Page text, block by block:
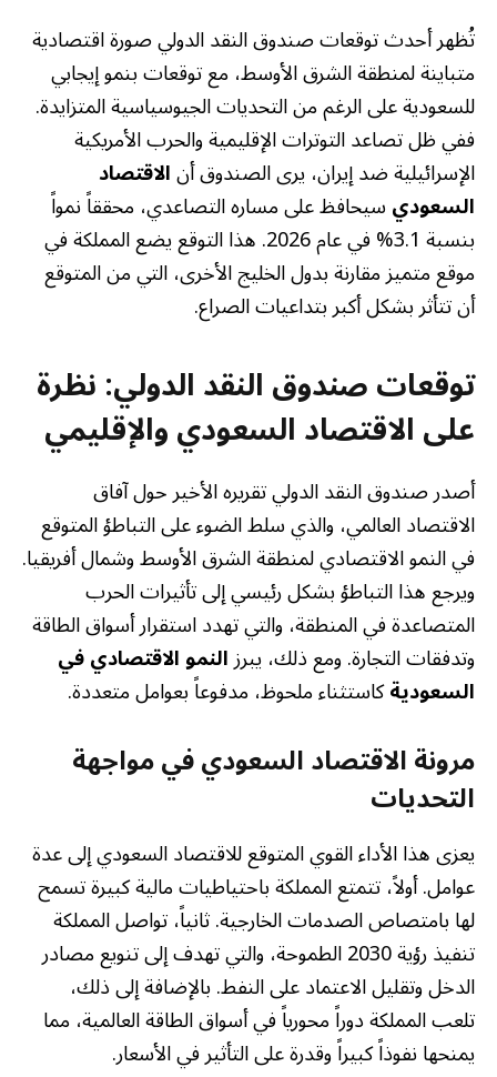
تُظهر أحدث توقعات صندوق النقد الدولي صورة اقتصادية
متباينة لمنطقة الشرق الأوسط، مع توقعات بنمو إيجابي
للسعودية على الرغم من التحديات الجيوسياسية المتزايدة.
ففي ظل تصاعد التوترات الإقليمية والحرب الأمريكية
الإسرائيلية ضد إيران، يرى الصندوق أنالاقتصاد
السعوديسيحافظ على مساره التصاعدي، محققاً نمواً
بنسبة 3.1% في عام 2026. هذا التوقع يضع المملكة في
موقع متميز مقارنة بدول الخليج الأخرى، التي من المتوقع
أن تتأثر بشكل أكبر بتداعيات الصراع.
توقعات صندوق النقد الدولي: نظرة
على الاقتصاد السعودي والإقليمي
أصدر صندوق النقد الدولي تقريره الأخير حول آفاق
الاقتصاد العالمي، والذي سلط الضوء على التباطؤ المتوقع
في النمو الاقتصادي لمنطقة الشرق الأوسط وشمال أفريقيا.
ويرجع هذا التباطؤ بشكل رئيسي إلى تأثيرات الحرب
المتصاعدة في المنطقة، والتي تهدد استقرار أسواق الطاقة
وتدفقات التجارة. ومع ذلك، يبرزالنمو الاقتصادي في
السعوديةكاستثناء ملحوظ، مدفوعاً بعوامل متعددة.
مرونة الاقتصاد السعودي في مواجهة
التحديات
يعزى هذا الأداء القوي المتوقع للاقتصاد السعودي إلى عدة
عوامل. أولاً، تتمتع المملكة باحتياطيات مالية كبيرة تسمح
لها بامتصاص الصدمات الخارجية. ثانياً، تواصل المملكة
تنفيذ رؤية 2030 الطموحة، والتي تهدف إلى تنويع مصادر
الدخل وتقليل الاعتماد على النفط. بالإضافة إلى ذلك،
تلعب المملكة دوراً محورياً في أسواق الطاقة العالمية، مما
يمنحها نفوذاً كبيراً وقدرة على التأثير في الأسعار.